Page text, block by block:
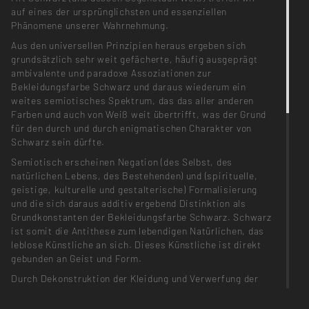
auf eines der ursprünglichsten und essenziellen
Phänomene unserer Wahrnehmung.
Aus den universellen Prinzipien heraus ergeben sich
grundsätzlich sehr weit gefächerte, häufig ausgeprägt
ambivalente und paradoxe Assoziationen zur
Bekleidungsfarbe Schwarz und daraus wiederum ein
weites semiotisches Spektrum, das das aller anderen
Farben und auch von Weiß weit übertrifft, was der Grund
für den durch und durch enigmatischen Charakter von
Schwarz sein dürfte.
Semiotisch erscheinen Negation (des Selbst, des
natürlichen Lebens, des Bestehenden) und (spirituelle,
geistige, kulturelle und gestalterische) Formalisierung
und die sich daraus additiv ergebend Distinktion als
Grundkonstanten der Bekleidungsfarbe Schwarz. Schwarz
ist somit die Antithese zum lebendigen Natürlichen, das
leblose Künstliche an sich. Dieses Künstliche ist direkt
gebunden an Geist und Form.
Durch Dekonstruktion der Kleidung und Verwerfung der